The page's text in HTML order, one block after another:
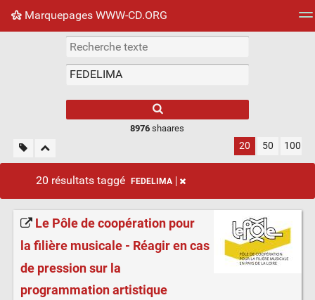
Marquepages WWW-CD.ORG
Nuage de tags Mur d'images
8976 shaares
20 50 100
20 résultats taggé FEDELIMA
Le Pôle de coopération pour
la filière musicale - Réagir en cas
de pression sur la
programmation artistique